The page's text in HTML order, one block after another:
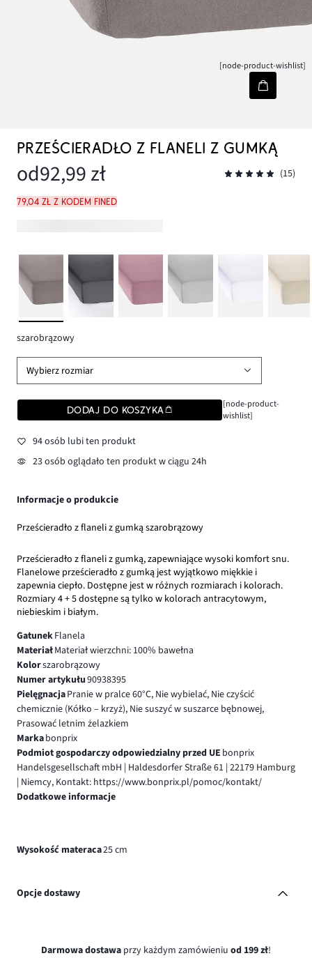
[node-product-wishlist]
PRZEŚCIERADŁO Z FLANELI Z GUMKĄ
od92,99 zł (15)
79,04 zł z kodem FINED
szarobrązowy
Wybierz rozmiar
DODAJ DO KOSZYKA
[node-product-
wishlist]
94 osób lubi ten produkt
23 osób oglądało ten produkt w ciągu 24h
Informacje o produkcie
Prześcieradło z flaneli z gumką szarobrązowy
Prześcieradło z flaneli z gumką, zapewniające wysoki komfort snu.
Flanelowe prześcieradło z gumką jest wyjątkowo miękkie i
zapewnia ciepło. Dostępne jest w różnych rozmiarach i kolorach.
Rozmiary 4 + 5 dostępne są tylko w kolorach antracytowym,
niebieskim i białym.
GatunekFlanela
MateriałMateriał wierzchni: 100% bawełna
Kolorszarobrązowy
Numer artykułu90938395
PielęgnacjaPranie w pralce 60°C, Nie wybielać, Nie czyścić
chemicznie (Kółko – krzyż), Nie suszyć w suszarce bębnowej,
Prasować letnim żelazkiem
Markabonprix
Podmiot gospodarczy odpowiedzialny przed UE bonprix
Handelsgesellschaft mbH | Haldesdorfer Straße 61 | 22179 Hamburg
| Niemcy, Kontakt: https://www.bonprix.pl/pomoc/kontakt/
Dodatkowe informacje
Wysokość materaca25 cm
Opcje dostawy
Darmowa dostawa przy każdym zamówieniu od 199 zł!